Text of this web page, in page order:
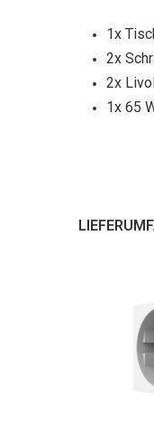
1x
2x
2x
1x 65